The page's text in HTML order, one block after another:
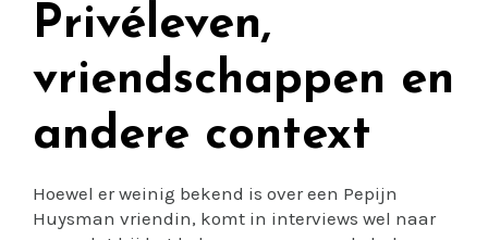
Privéleven,
vriendschappen en
andere context
Hoewel er weinig bekend is over een Pepijn
Huysman vriendin, komt in interviews wel naar